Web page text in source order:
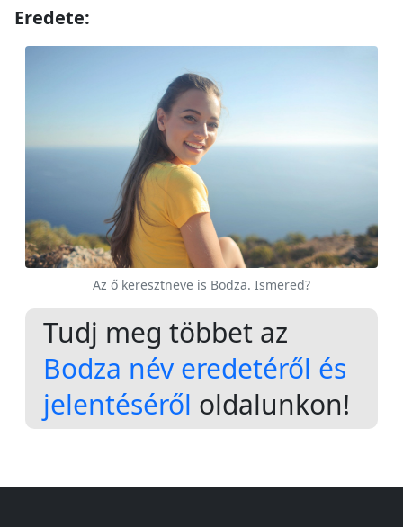
Eredete:
Az ő keresztneve is Bodza. Ismered?
Tudj meg többet az
Bodza név eredetéről és
jelentéséről oldalunkon!